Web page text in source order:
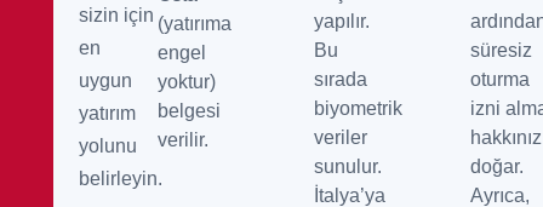
sizin için
en
uygun
yatırım
yolunu
belirleyin.
(yatırıma
engel
yoktur)
belgesi
verilir.
yapılır.
Bu
sırada
biyometrik
veriler
sunulur.
İtalya’ya
süresiz
oturma
izni
hakkınız
doğar.
Ayrıca,